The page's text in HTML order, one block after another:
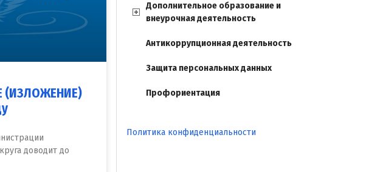
(ИЗЛОЖЕНИЕ)
доводит до
Дополнительное образование и
внеурочная деятельность
Антикоррупционная деятельность
Защита персональных данных
Профориентация
Политика конфиденциальности